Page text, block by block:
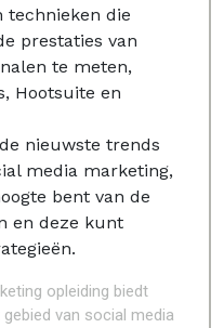
technieken die
prestaties van
te meten,
Hootsuite en
nieuwste trends
media marketing,
bent van de
en deze kunt
opleiding biedt
van social media